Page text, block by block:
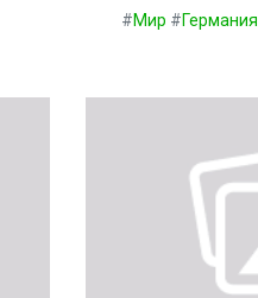
#Мир #Германия